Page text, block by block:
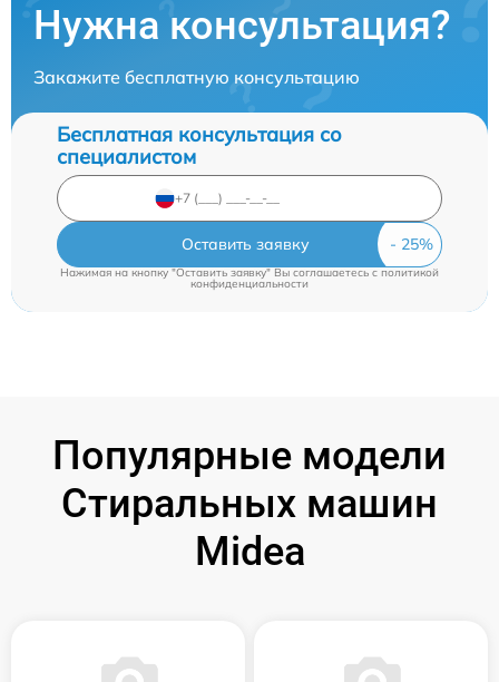
Нужна консультация?
Закажите бесплатную консультацию
Бесплатная консультация со
специалистом
Оставить заявку
Нажимая на кнопку "Оставить заявку" Вы соглашаетесь cполитикой
конфиденциальности
Популярные модели
Стиральных машин
Midea